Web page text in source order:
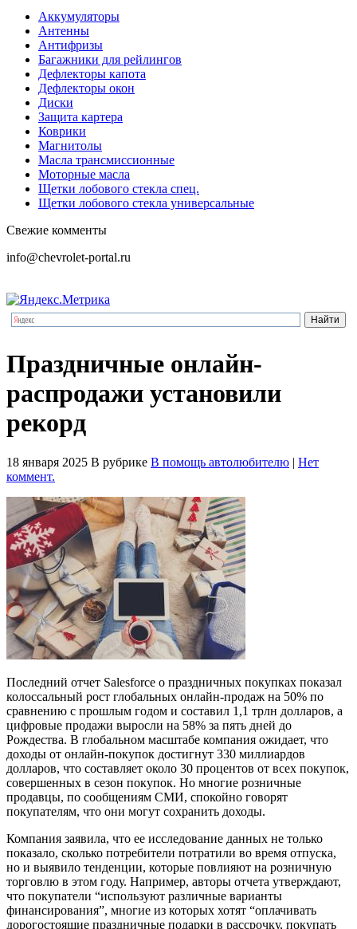
Аккумуляторы
Антенны
Антифризы
Багажники для рейлингов
Дефлекторы капота
Дефлекторы окон
Диски
Защита картера
Коврики
Магнитолы
Масла трансмиссионные
Моторные масла
Щетки лобового стекла спец.
Щетки лобового стекла универсальные
Свежие комменты
info@chevrolet-portal.ru
Праздничные онлайн-
распродажи установили
рекорд
18 января 2025 В рубрике В помощь автолюбителю | Нет
коммент.
Последний отчет Salesforce о праздничных покупках показал
колоссальный рост глобальных онлайн-продаж на 50% по
сравнению с прошлым годом и составил 1,1 трлн долларов, а
цифровые продажи выросли на 58% за пять дней до
Рождества. В глобальном масштабе компания ожидает, что
доходы от онлайн-покупок достигнут 330 миллиардов
долларов, что составляет около 30 процентов от всех покупок,
совершенных в сезон покупок. Но многие розничные
продавцы, по сообщениям СМИ, спокойно говорят
покупателям, что они могут сохранить доходы.
Компания заявила, что ее исследование данных не только
показало, сколько потребители потратили во время отпуска,
но и выявило тенденции, которые повлияют на розничную
торговлю в этом году. Например, авторы отчета утверждают,
что покупатели “используют различные варианты
финансирования”, многие из которых хотят “оплачивать
дорогостоящие праздничные подарки в рассрочку, покупать